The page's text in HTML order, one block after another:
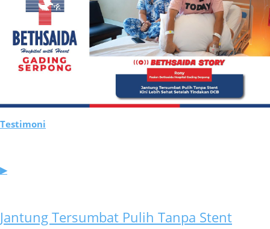
Testimoni
▶
Jantung Tersumbat Pulih Tanpa Stent